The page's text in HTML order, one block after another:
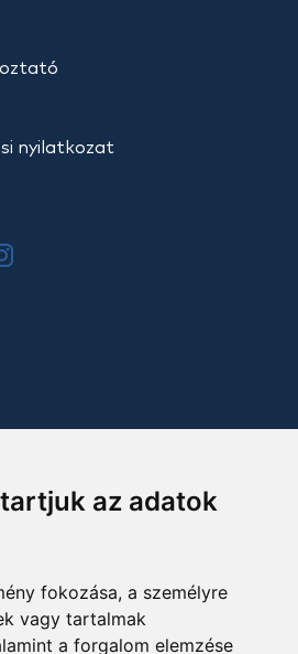
az adatok
fokozása, a személyre
vagy tartalmak
a forgalom elemzése
nyilatkozat